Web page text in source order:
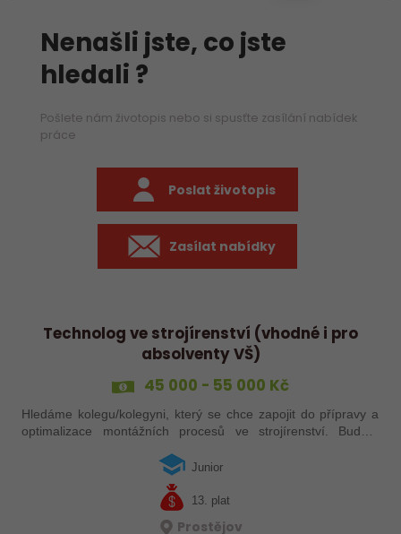
Nenašli jste, co jste
hledali ?
Pošlete nám životopis nebo si spusťte zasílání nabídek
práce
Poslat životopis
Zasílat nabídky
Technolog ve strojírenství (vhodné i pro
absolventy VŠ)
45 000 - 55 000 Kč
Hledáme kolegu/kolegyni, který se chce zapojit do přípravy a
optimalizace montážních procesů ve strojírenství. Budete
výrobě a spolupracovat…
Junior
13. plat
Prostějov